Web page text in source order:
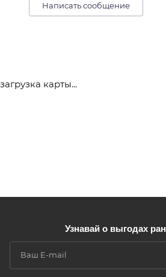
Написать сообщение
загрузка карты...
Узнавай о выгодах